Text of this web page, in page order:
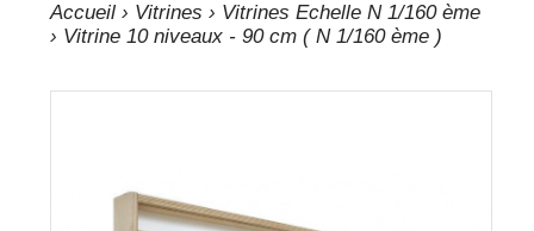
Accueil › Vitrines › Vitrines Echelle N 1/160 ème
› Vitrine 10 niveaux - 90 cm ( N 1/160 ème )